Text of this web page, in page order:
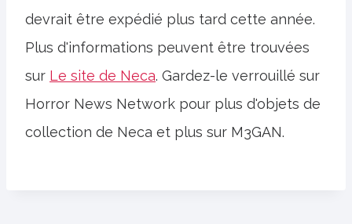
devrait être expédié plus tard cette année.
Plus d'informations peuvent être trouvées
sur Le site de Neca. Gardez-le verrouillé sur
Horror News Network pour plus d'objets de
collection de Neca et plus sur M3GAN.